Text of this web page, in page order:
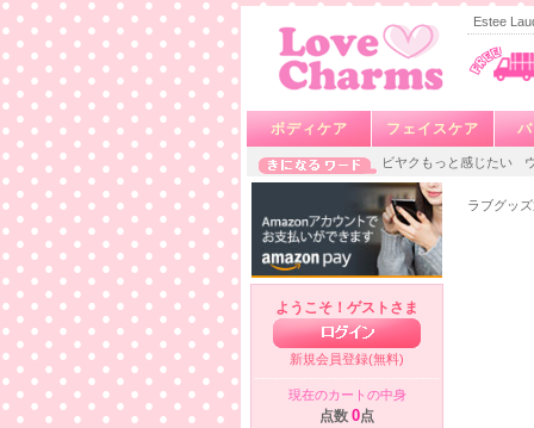
Estee
ボディケア フェイスケア
ビヤクもっと感じたい
ようこそ！ゲストさま
新規会員登録(無料)
現在のカートの中身
点数 0点
ラブグッ